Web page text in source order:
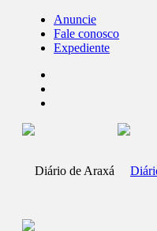
Anuncie
Fale conosco
Expediente